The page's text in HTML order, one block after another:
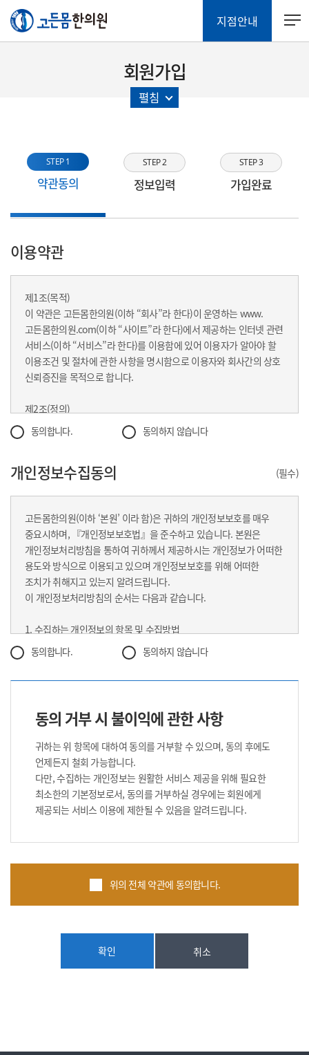
지점안내
회원가입
펼침
STEP 1
약관동의
STEP 2
정보입력
STEP 3
가입완료
이용약관
제1조(목적)
이 약관은 고든몸한의원(이하 “회사”라 한다)이 운영하는 www.
고든몸한의원.com(이하 “사이트”라 한다)에서 제공하는 인터넷 관련
서비스(이하 “서비스”라 한다)를 이용함에 있어 이용자가 알아야 할
이용조건 및 절차에 관한 사항을 명시함으로 이용자와 회사간의 상호
신뢰증진을 목적으로 합니다.
제2조(정의)
① “이용자”란 “사이트”에 접속하여 이 약관에 따라 “사이트”가
제공하는 서비스를 받는 회원 및 비회원을 말합니다.
자로서,“사이트”의 정보를 지속적으로 제공받으며,“사이트”가
서비스를 이용하는 자를 말합니다.
제3조 (약관의 명시와 개정)
① “사이트”는 이 약관의 내용과 상호, 영업소 소재지, 연락처(전화,
팩스, 전자우편 주소 등) 등을 이용자가 알 수 있도록 “사이트”에
게시합니다.
전자서명법, 정보통신망이용촉진등에관한법률,
방문판매등에관한법률, 소비자보호법 등 관련법을 위배하지 않는
범위에서 이 약관을 개정할 수 있습니다.
③ “사이트”가 약관을 개정할 경우에는 적용일자 및 개정사유를
이전부터 적용일자 전일까지 공지합니다.
④ “사이트”가 약관을 개정할 경우에는 그 개정약관은 그 적용일자
이후에 체결되는 계약에만 적용되고 그 이전에 이미 체결된 계약에
대해서는 개정전의 약관조항이 그대로 적용됩니다. 다만 이미 계약을
체결한 이용자가 개정약관 조항의 적용을 받기를 원하는 뜻을
제3항에 의한 개정약관의 공지기간 내에 “사이트”에 송신하여
“사이트”의 동의를 받은 경우에는 개정약관 조항이 적용됩니다.
제4조(서비스의 제공 및 변경)
2. 구매계약이 체결된 재화 또는 용역의 배송
3. 기타 “사이트”가 정하는 업무
동의합니다. 동의하지 않습니다
개인정보수집동의 (필수)
고든몸한의원(이하 ‘본원’ 이라 함)은 귀하의 개인정보보호를 매우
중요시하며, 『개인정보보호법』을 준수하고 있습니다. 본원은
개인정보처리방침을 통하여 귀하께서 제공하시는 개인정보가 어떠한
용도와 방식으로 이용되고 있으며 개인정보보호를 위해 어떠한
조치가 취해지고 있는지 알려드립니다.
이 개인정보처리방침의 순서는 다음과 같습니다.
1. 수집하는 개인정보의 항목 및 수집방법
2. 개인정보의 수집 및 이용목적
3. 개인정보의 보유 및 이용기간
6. 이용자 및 법정대리인의 권리와 그 행사방법
7. 동의철회 / 회원탈퇴 방법
8. 개인정보 자동 수집 장치의 설치/운영 및 그 거부에 관한 사항
9. 개인정보관리책임자
10. 개인정보의 안전성 확보조치
11. 영상정보처리기기 운영관리방침
12. 정책 변경에 따른 공지의무
개인정보만을 수집합니다. 귀하가 본원의 서비스를 이용하기
위해서는 회원가입 시 필수항목과 선택항목이 있는데, 메일수신여부
동의합니다. 동의하지 않습니다
동의 거부 시 불이익에 관한 사항
귀하는 위 항목에 대하여 동의를 거부할 수 있으며, 동의 후에도
언제든지 철회 가능합니다.
다만, 수집하는 개인정보는 원활한 서비스 제공을 위해 필요한
최소한의 기본정보로서, 동의를 거부하실 경우에는 회원에게
제공되는 서비스 이용에 제한될 수 있음을 알려드립니다.
위의 전체 약관에 동의합니다.
확인 취소